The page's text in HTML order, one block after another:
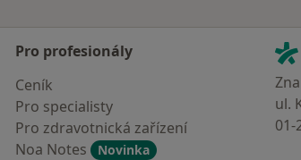
Pro profesionály
Ceník
Pro specialisty
Pro zdravotnická zařízení
Noa Notes
Novinka
ul.
01-